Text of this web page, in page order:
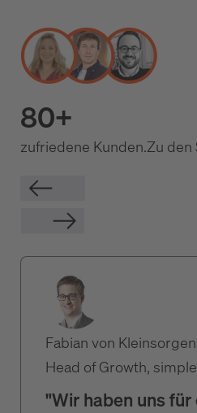
80+
zufriedene Kunden.Zu den
Fabian von Kleinsorgen
Head of Growth,
"Wir haben uns